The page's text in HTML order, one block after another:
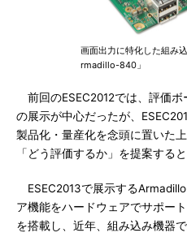
画面出力に特化した組み
rmadillo-840」
前回のESEC2012では、評価ボ
の展示が中心だったが、
製品化・量産化を念頭に置いた
「どう評価するか」を提案すると
ESEC2013で展示する
ア機能をハードウェアでサポー
を搭載し、近年、組み込み機器